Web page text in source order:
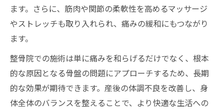
ます。さらに、筋肉や関節の柔軟性を高めるマッサージ
やストレッチも取り入れられ、痛みの緩和にもつながり
ます。
整骨院での施術は単に痛みを和らげるだけでなく、根本
的な原因となる骨盤の問題にアプローチするため、長期
的な効果が期待できます。産後の体調不良を改善し、身
体全体のバランスを整えることで、より快適な生活への